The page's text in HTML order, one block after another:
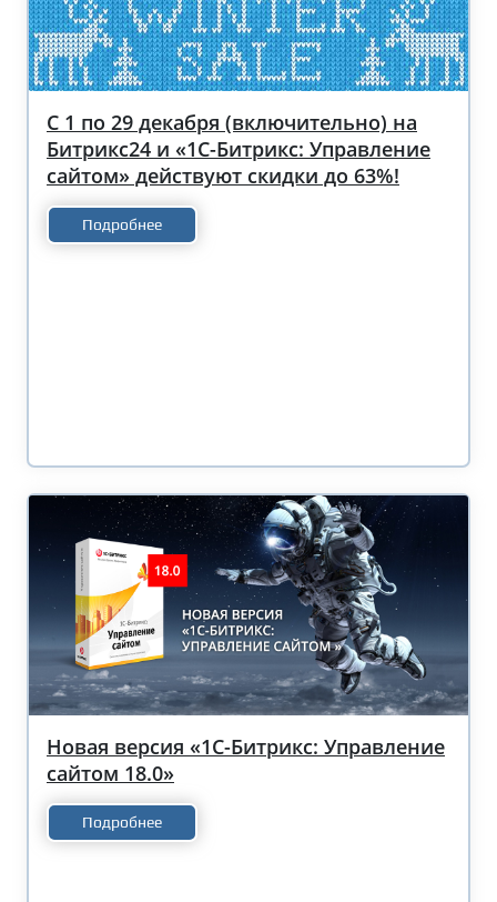
С 1 по 29 декабря (включительно) на
Битрикс24 и «1С-Битрикс: Управление
сайтом» действуют скидки до 63%!
Подробнее
Новая версия «1С-Битрикс: Управление
сайтом 18.0»
Подробнее